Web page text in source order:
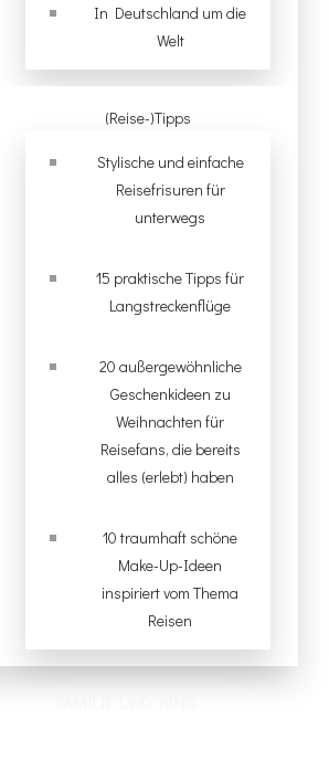
In Deutschland um die
Welt
(Reise-)Tipps
Stylische und einfache
Reisefrisuren für
unterwegs
15 praktische Tipps für
Langstreckenflüge
20 außergewöhnliche
Geschenkideen zu
Weihnachten für
Reisefans, die bereits
alles (erlebt) haben
10 traumhaft schöne
Make-Up-Ideen
inspiriert vom Thema
Reisen